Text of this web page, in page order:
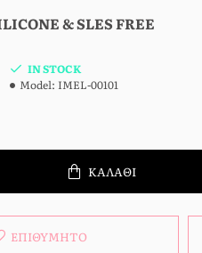
& SLES FREE
IN STOCK
Model: IMEL-00101
ΚΑΛΆΘΙ
ΕΠΙΘΥΜΗΤΌ